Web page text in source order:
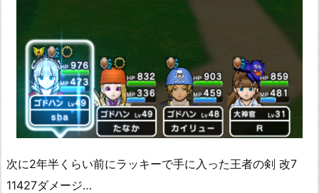
次に2年半くらい前にラッキーで手に入った王者の剣 改7
11427ダメージ…